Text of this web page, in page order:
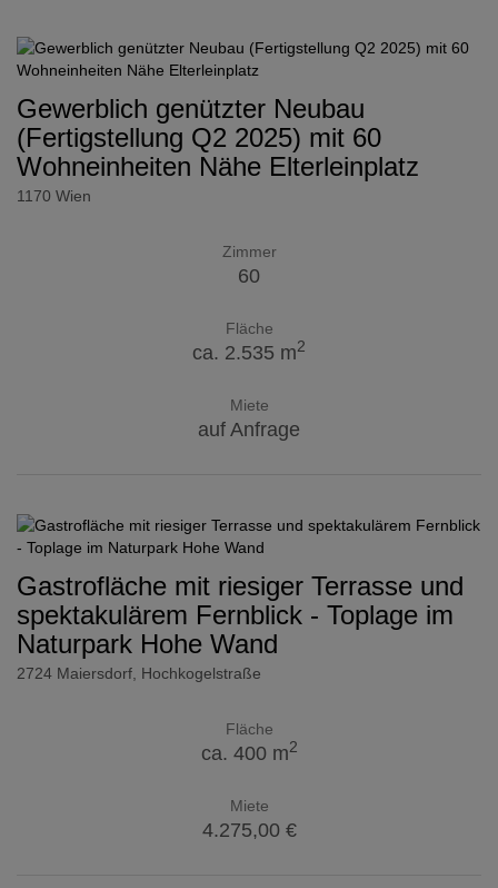
Gewerblich genützter Neubau
(Fertigstellung Q2 2025) mit 60
Wohneinheiten Nähe Elterleinplatz
1170 Wien
Zimmer
60
Fläche
ca. 2.535 m2
Miete
auf Anfrage
Gastrofläche mit riesiger Terrasse und
spektakulärem Fernblick - Toplage im
Naturpark Hohe Wand
2724 Maiersdorf , Hochkogelstraße
Fläche
ca. 400 m2
Miete
4.275,00 €